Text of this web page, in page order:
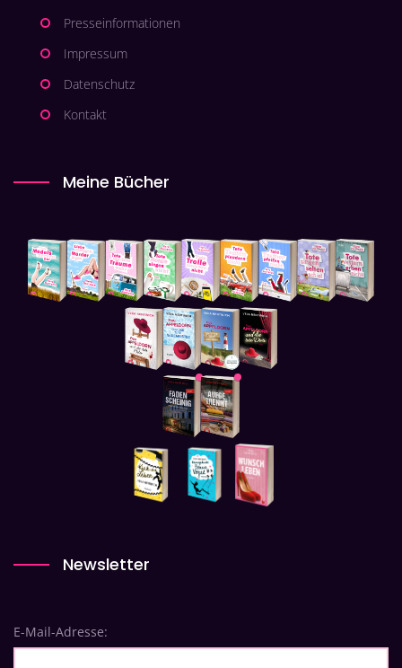
Presseinformationen
Impressum
Datenschutz
Kontakt
Meine Bücher
Newsletter
E-Mail-Adresse: